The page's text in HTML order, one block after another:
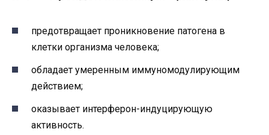
предотвращает проникновение патогена в
клетки организма человека;
обладает умеренным иммуномодулирующим
действием;
оказывает интерферон-индуцирующую
активность.